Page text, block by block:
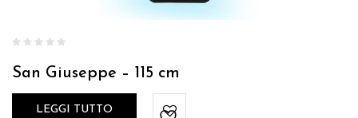
San Giuseppe – 115 cm
LEGGI TUTTO